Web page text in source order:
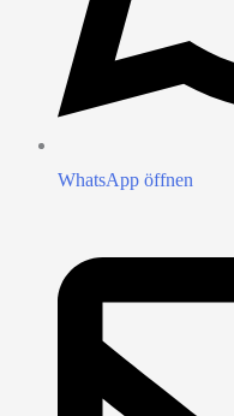
WhatsApp öffnen